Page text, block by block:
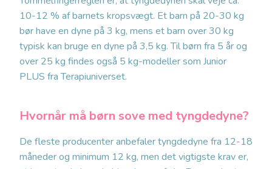
10-12 % af barnets kropsvægt. Et barn på 20-30 kg
bør have en dyne på 3 kg, mens et barn over 30 kg
typisk kan bruge en dyne på 3,5 kg. Til børn fra 5 år og
over 25 kg findes også 5 kg-modeller som Junior
PLUS fra Terapiuniverset.
Hvornår må børn sove med tyngdedyne?
De fleste producenter anbefaler tyngdedyne fra 12-18
måneder og minimum 12 kg, men det vigtigste krav er,